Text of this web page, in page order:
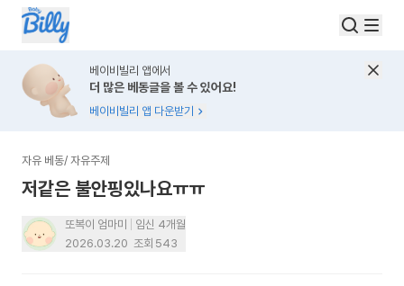
베이비빌리 앱에서
더 많은 베동글을 볼 수 있어요!
베이비빌리 앱 다운받기
자유 베동/ 자유주제
저같은 불안핑있나요ㅠㅠ
또복이 엄마미
임신 4개월
2026.03.20 조회 543